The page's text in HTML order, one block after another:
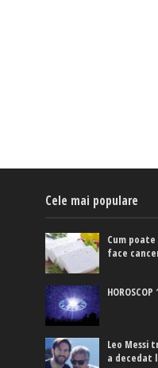
Cele mai populare
Cum
face
Leo Messi
a decedat